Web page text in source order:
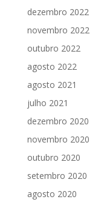
dezembro 2022
novembro 2022
outubro 2022
agosto 2022
agosto 2021
julho 2021
dezembro 2020
novembro 2020
outubro 2020
setembro 2020
agosto 2020